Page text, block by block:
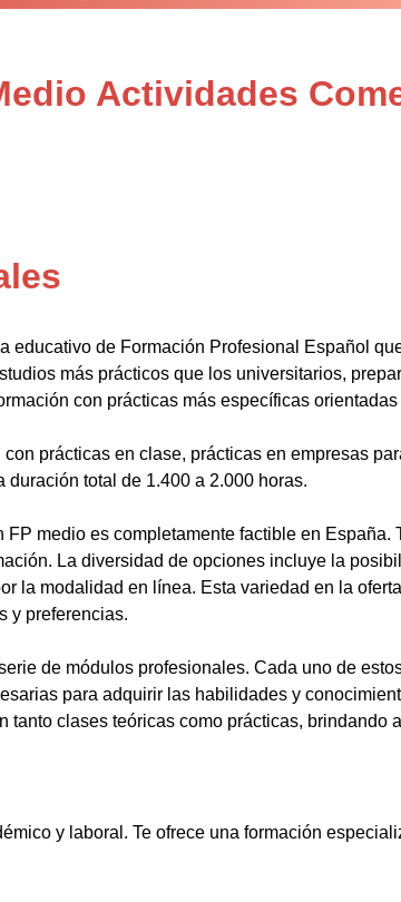
Actividades
de Formación Profesional Español
más prácticos que los universitarios,
con prácticas más específicas
prácticas en clase, prácticas en empresas
total de 1.400 a 2.000 horas.
medio es completamente factible en España.
La diversidad de opciones incluye la
la modalidad en línea. Esta variedad en la
y preferencias.
de módulos profesionales. Cada uno de
para adquirir las habilidades y
clases teóricas como prácticas, brindando
y laboral. Te ofrece una formación